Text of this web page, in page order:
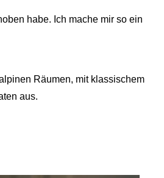
habe. Ich mache mir so ein
Räumen, mit klassischem
aus.